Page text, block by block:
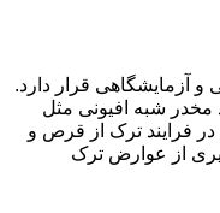
آزمایشگاهی قرار دارد.
مخدر شبه افیونی مثل
فرایند ترک از قرص و
از عوارض ترک